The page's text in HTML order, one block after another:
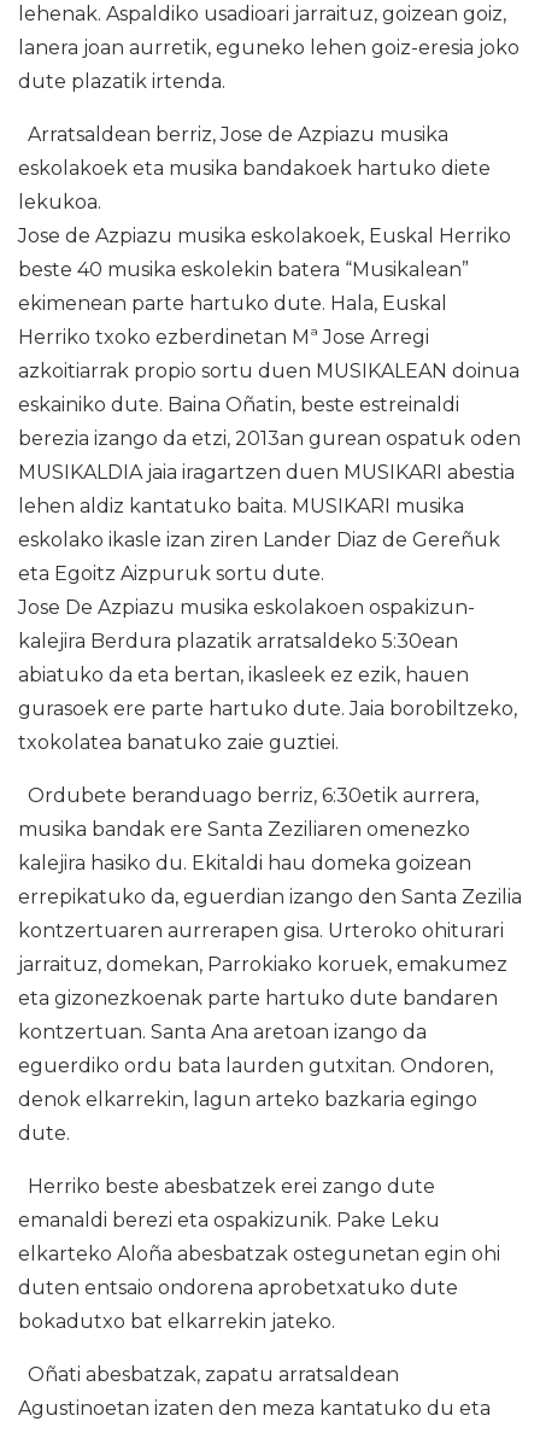
lehenak. Aspaldiko usadioari jarraituz, goizean goiz,
lanera joan aurretik, eguneko lehen goiz-eresia joko
dute plazatik irtenda.
Arratsaldean berriz, Jose de Azpiazu musika
eskolakoek eta musika bandakoek hartuko diete
lekukoa.
Jose de Azpiazu musika eskolakoek, Euskal Herriko
beste 40 musika eskolekin batera “Musikalean”
ekimenean parte hartuko dute. Hala, Euskal
Herriko txoko ezberdinetan Mª Jose Arregi
azkoitiarrak propio sortu duen MUSIKALEAN doinua
eskainiko dute. Baina Oñatin, beste estreinaldi
berezia izango da etzi, 2013an gurean ospatuk oden
MUSIKALDIA jaia iragartzen duen MUSIKARI abestia
lehen aldiz kantatuko baita. MUSIKARI musika
eskolako ikasle izan ziren Lander Diaz de Gereñuk
eta Egoitz Aizpuruk sortu dute.
Jose De Azpiazu musika eskolakoen ospakizun-
kalejira Berdura plazatik arratsaldeko 5:30ean
abiatuko da eta bertan, ikasleek ez ezik, hauen
gurasoek ere parte hartuko dute. Jaia borobiltzeko,
txokolatea banatuko zaie guztiei.
Ordubete beranduago berriz, 6:30etik aurrera,
musika bandak ere Santa Zeziliaren omenezko
kalejira hasiko du. Ekitaldi hau domeka goizean
errepikatuko da, eguerdian izango den Santa Zezilia
kontzertuaren aurrerapen gisa. Urteroko ohiturari
jarraituz, domekan, Parrokiako koruek, emakumez
eta gizonezkoenak parte hartuko dute bandaren
kontzertuan. Santa Ana aretoan izango da
eguerdiko ordu bata laurden gutxitan. Ondoren,
denok elkarrekin, lagun arteko bazkaria egingo
dute.
Herriko beste abesbatzek erei zango dute
emanaldi berezi eta ospakizunik. Pake Leku
elkarteko Aloña abesbatzak ostegunetan egin ohi
duten entsaio ondorena aprobetxatuko dute
bokadutxo bat elkarrekin jateko.
Oñati abesbatzak, zapatu arratsaldean
Agustinoetan izaten den meza kantatuko du eta